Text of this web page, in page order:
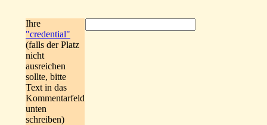
Ihre
"credential"
(falls der Platz
nicht
ausreichen
sollte, bitte
Text in das
Kommentarfeld
unten
schreiben)